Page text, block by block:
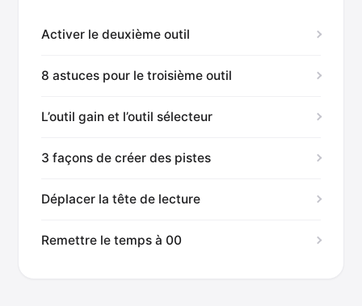
Activer le deuxième outil
8 astuces pour le troisième outil
L’outil gain et l’outil sélecteur
3 façons de créer des pistes
Déplacer la tête de lecture
Remettre le temps à 00